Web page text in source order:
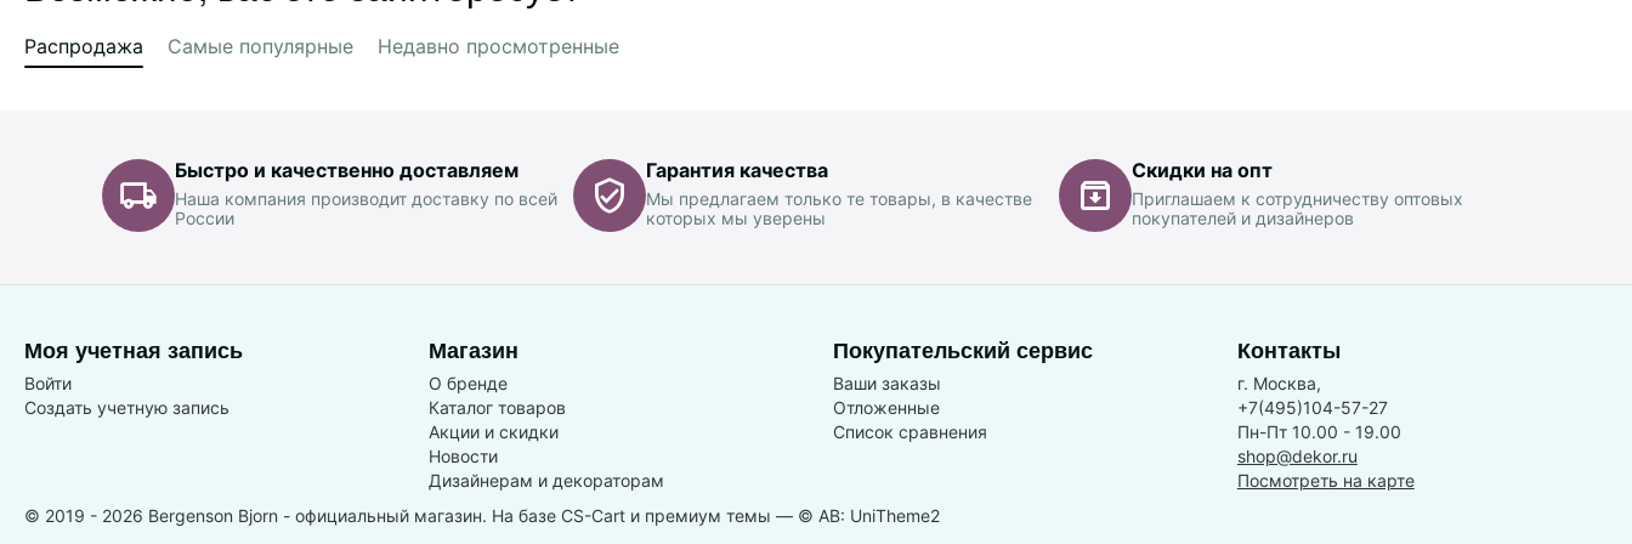
Распродажа Самые популярные Недавно просмотренные
Быстро и качественно доставляем
Наша компания производит доставку по всей
России
Гарантия качества
Мы предлагаем только те товары, в качестве
которых мы уверены
Скидки на опт
Приглашаем к сотрудничеству оптовых
покупателей и дизайнеров
Моя учетная запись
Войти
Создать учетную запись
Магазин
О бренде
Каталог товаров
Акции и скидки
Новости
Дизайнерам и декораторам
Покупательский сервис
Ваши заказы
Отложенные
Список сравнения
Контакты
г. Москва,
+7(495)104-57-27
Пн-Пт 10.00 - 19.00
shop@dekor.ru
Посмотреть на карте
© 2019 - 2026 Bergenson Bjorn - официальный магазин. На базе CS-Cart и премиум темы — © AB: UniTheme2